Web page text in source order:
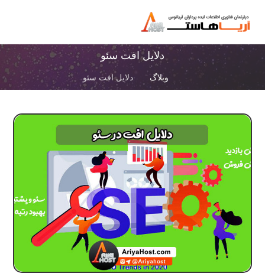
دلایل افت سئو
وبلاگ دلایل افت سئو